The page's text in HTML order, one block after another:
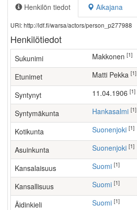
Henkilön tiedot Aikajana
URI: http://ldf.fi/warsa/actors/person_p277988
Henkilötiedot
Sukunimi Makkonen [1]
Etunimet Matti Pekka [1]
Syntynyt 11.04.1906 [1]
Syntymäkunta Hankasalmi [1]
Kotikunta Suonenjoki [1]
Asuinkunta Suonenjoki [1]
Kansalaisuus Suomi [1]
Kansallisuus Suomi [1]
Äidinkieli Suomi [1]